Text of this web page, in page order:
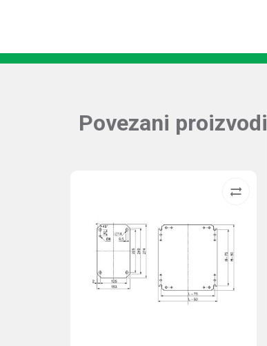
Povezani proizvodi